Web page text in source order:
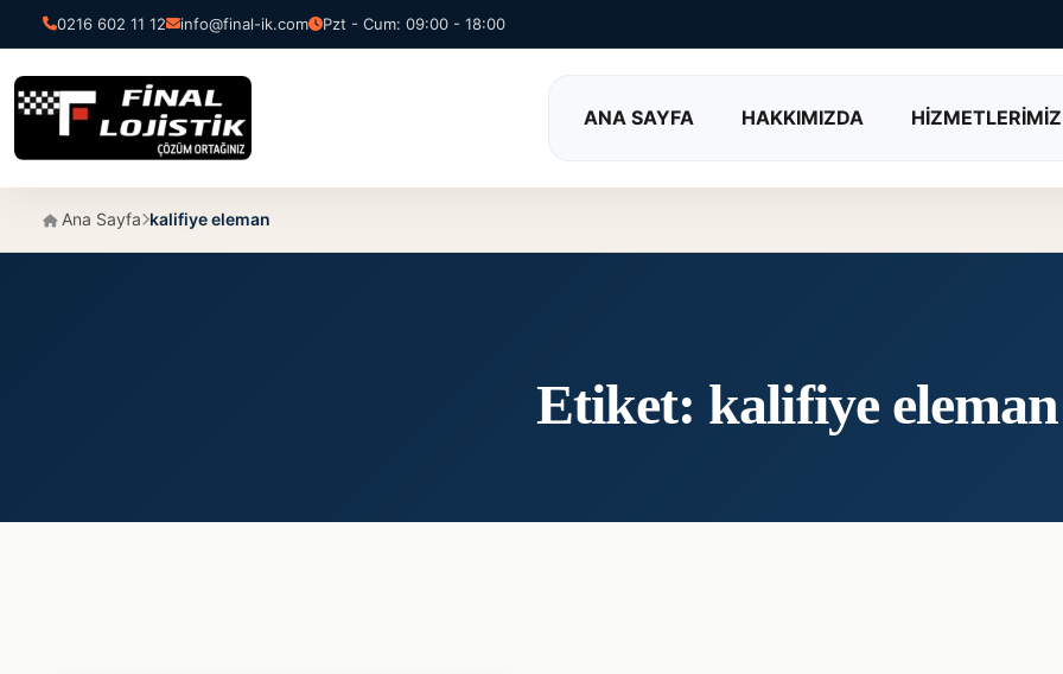
0216 602 11 12 info@final-ik.com Pzt - Cum: 09:00 - 18:00
ANA SAYFA HAKKIMIZDA HİZMETLERİMİZ
Ana Sayfa kalifiye eleman
Etiket: kalifiye eleman